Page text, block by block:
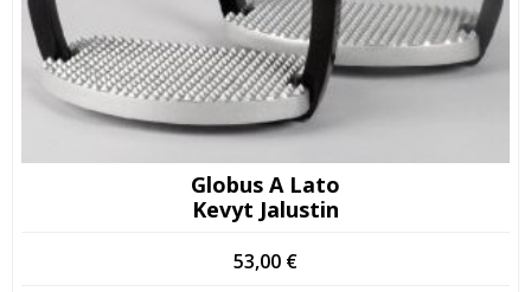
Globus A Lato
Kevyt Jalustin
53,00 €